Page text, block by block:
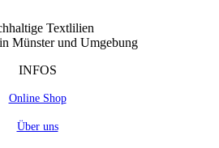
Textlilien
Münster und Umgebung
INFOS
Online Shop
Über uns